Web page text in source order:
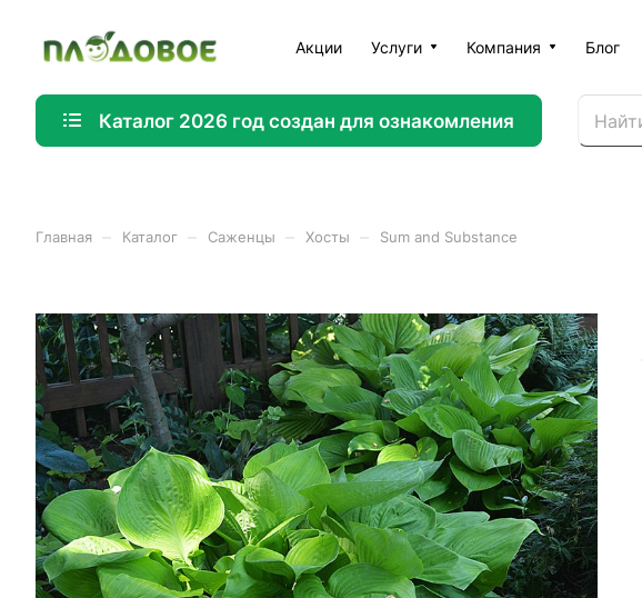
Акции Услуги Компания Блог
Каталог 2026 год создан для ознакомления
Главная Каталог Саженцы Хосты Sum and Substance